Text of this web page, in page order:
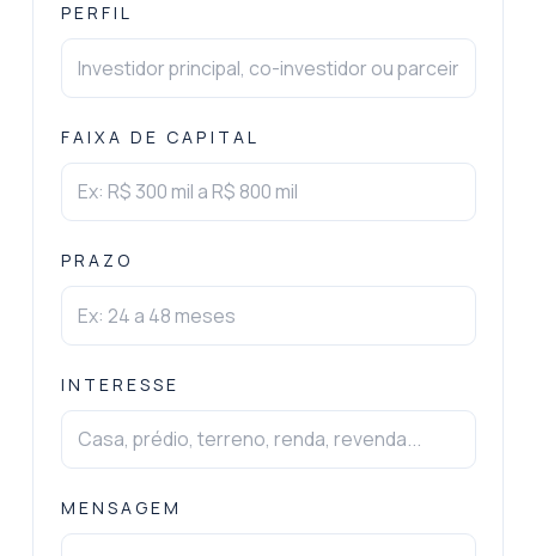
PERFIL
FAIXA DE CAPITAL
PRAZO
INTERESSE
MENSAGEM